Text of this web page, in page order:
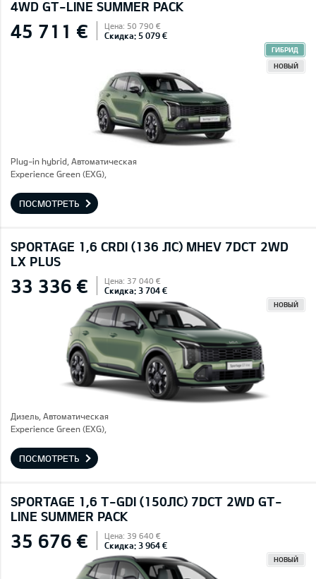
4WD GT-LINE SUMMER PACK
45 711 € Цена: 50 790 €
Скидка: 5 079 €
ГИБРИД
НОВЫЙ
Plug-in hybrid, Автоматическая
Experience Green (EXG),
ПОСМОТРЕТЬ
SPORTAGE 1,6 CRDI (136 ЛС) MHEV 7DCT 2WD
LX PLUS
33 336 € Цена: 37 040 €
Скидка: 3 704 €
НОВЫЙ
Дизель, Автоматическая
Experience Green (EXG),
ПОСМОТРЕТЬ
SPORTAGE 1,6 T-GDI (150ЛС) 7DCT 2WD GT-
LINE SUMMER PACK
35 676 € Цена: 39 640 €
Скидка: 3 964 €
НОВЫЙ